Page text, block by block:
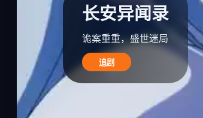
长安异闻录
诡案重重，盛世迷局
追剧